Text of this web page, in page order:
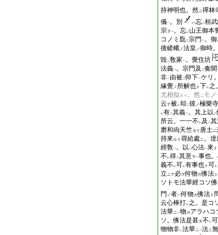
持神明也。然ニ禪林
儀一。別 ハ忘二桓
宗ヲ一。忘二 山王御本
コノミ翫二宗門 一。
後嵯峨ノ法皇 ノ御時
毀二敎家一。覺住坊
法義一。宗門及 二奏聞
非一由被 二仰下一ケリ
緣覺ノ 所解也 ト 下レ之
尤相似タリ 。然ニ モ
云テ被 レ却 二彼 ノ極樂寺
レ有二其義一。其上以 二
所云。一一不 レ及 二
磨和尙天竺ヨリ 唐土ニ
持來ルト 尋給處ニ。
經敎一。以 二心法一來 ト
不 レ得二其意ヲ一事也
義不 レ可レ有事也 ト 可レ
立ニテ必ス何物 カ佛法 ト
ソトモ法華經コソ
門 ノ者ハ何物 カ佛法 ト
云心棒打レ之。是コ
法華ニ一物 カ アラハコ
ソ。佛法是甚タ不 レ可
物物非二法華ニ一法ニ無